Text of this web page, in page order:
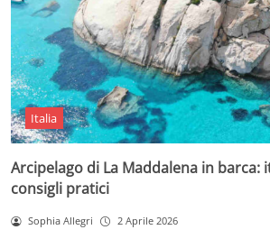
Italia
Arcipelago di La Maddalena in barca:
consigli pratici
Sophia Allegri 2 Aprile 2026